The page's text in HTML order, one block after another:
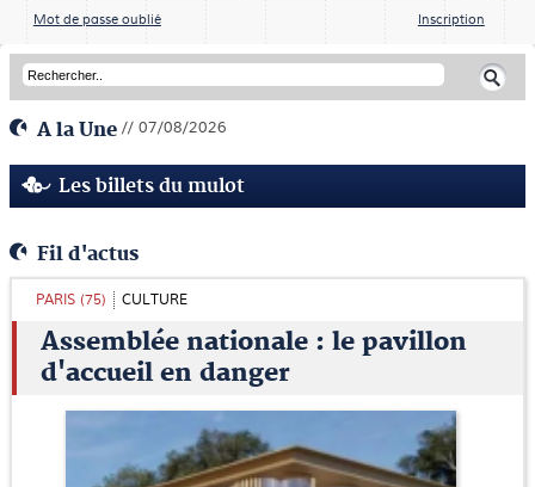
Mot de passe oublié Inscription
A la Une // 07/08/2026
Les billets du mulot
Fil d'actus
PARIS (75) CULTURE
Assemblée nationale : le pavillon
d'accueil en danger